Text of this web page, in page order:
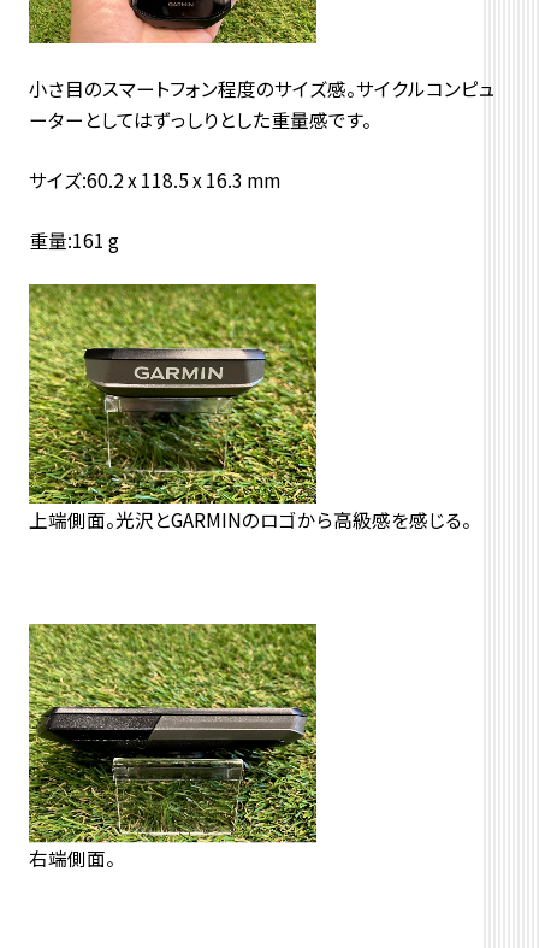
小さ目のスマートフォン程度のサイズ感。サイクルコンピュ
ーターとしてはずっしりとした重量感です。
サイズ:60.2 x 118.5 x 16.3 mm
重量:161 g
上端側面。光沢とGARMINのロゴから高級感を感じる。
右端側面。